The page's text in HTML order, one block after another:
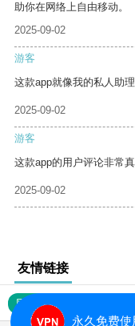
助你在网络上自由移动。
2025-09-02
游客
这款app就像我的私人助
2025-09-02
游客
这款app的用户评论非常
2025-09-02
友情链接
网站地图
永久免费